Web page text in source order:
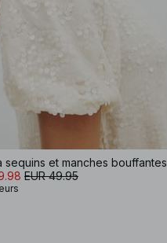
sequins et manches bouffantes
EUR 49.95